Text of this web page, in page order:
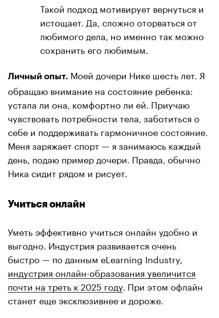
Такой подход мотивирует вернуться и
истощает. Да, сложно оторваться от
любимого дела, но именно так можно
сохранить его любимым.
Личный опыт. Моей дочери Нике шесть лет. Я
обращаю внимание на состояние ребенка:
устала ли она, комфортно ли ей. Приучаю
чувствовать потребности тела, заботиться о
себе и поддерживать гармоничное состояние.
Меня заряжает спорт — я занимаюсь каждый
день, подаю пример дочери. Правда, обычно
Ника сидит рядом и рисует.
Учиться онлайн
Уметь эффективно учиться онлайн удобно и
выгодно. Индустрия развивается очень
быстро — по данным eLearning Industry,
индустрия онлайн-образования увеличится
почти на треть к 2025 году . При этом офлайн
станет еще эксклюзивнее и дороже.